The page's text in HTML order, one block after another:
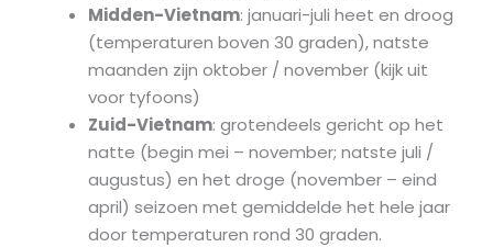
Midden-Vietnam: januari-juli heet en droog
(temperaturen boven 30 graden), natste
maanden zijn oktober / november (kijk uit
voor tyfoons)
Zuid-Vietnam: grotendeels gericht op het
natte (begin mei – november; natste juli /
augustus) en het droge (november – eind
april) seizoen met gemiddelde het hele jaar
door temperaturen rond 30 graden.